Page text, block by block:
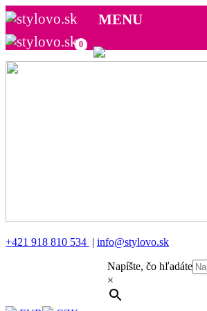
MENU
0
+421 918 810 534 | info@stylovo.sk
Napíšte, čo hľadáte
×